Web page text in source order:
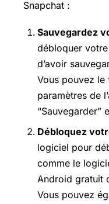
Snapchat :
Sauvegardez
débloquer
d’avoir
Vous pouvez le
paramètres de
“Sauvegarder”
Débloquez
logiciel pour
comme le
Android gratuit
Vous pouvez